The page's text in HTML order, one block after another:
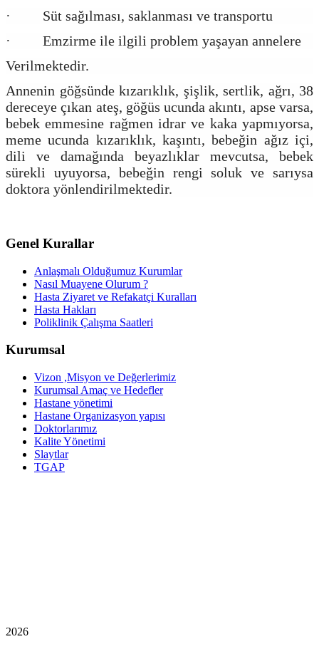
· Süt sağılması, saklanması ve transportu
· Emzirme ile ilgili problem yaşayan annelere
Verilmektedir.
Annenin göğsünde kızarıklık, şişlik, sertlik, ağrı, 38
dereceye çıkan ateş, göğüs ucunda akıntı, apse varsa,
bebek emmesine rağmen idrar ve kaka yapmıyorsa,
meme ucunda kızarıklık, kaşıntı, bebeğin ağız içi,
dili ve damağında beyazlıklar mevcutsa, bebek
sürekli uyuyorsa, bebeğin rengi soluk ve sarıysa
doktora yönlendirilmektedir.
Genel Kurallar
Anlaşmalı Olduğumuz Kurumlar
Nasıl Muayene Olurum ?
Hasta Ziyaret ve Refakatçi Kuralları
Hasta Hakları
Poliklinik Çalışma Saatleri
Kurumsal
Vizon ,Misyon ve Değerlerimiz
Kurumsal Amaç ve Hedefler
Hastane yönetimi
Hastane Organizasyon yapısı
Doktorlarımız
Kalite Yönetimi
Slaytlar
TGAP
2026